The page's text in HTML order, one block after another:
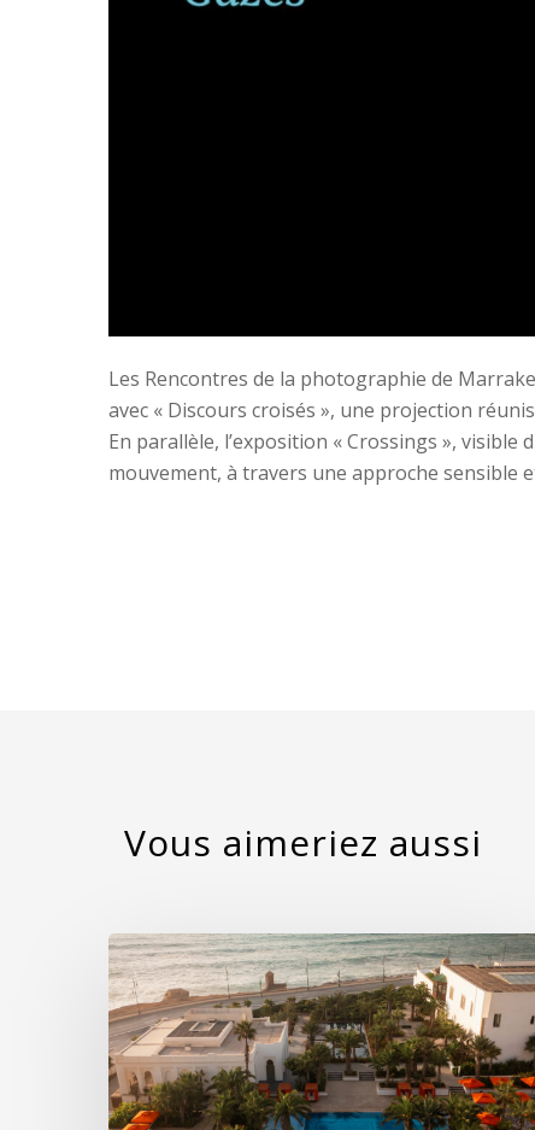
Les Rencontres de la photographie de
avec « Discours croisés », une projection
En parallèle, l’exposition « Crossings »,
mouvement, à travers une approche sensible